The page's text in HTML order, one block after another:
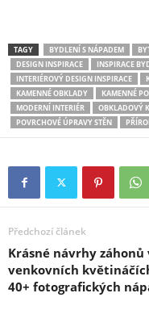
TAGY BYDLENÍ S NÁPADEM
DESIGN INSPIRACE
INSPIRACE
INTERIÉROVÝ DESIGN INSPIRACE
KAMENNÉ OBKLADY
KAMENNÉ
MODERNÍ INTERIÉR
OBKLADOVÝ
POVRCHOVÉ ÚPRAVY STĚN
Předchozí článek
Krásné návrhy záhonů
venkovních
40+ fotografických